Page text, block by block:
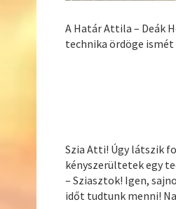
A Határ Attila – Deák
technika ördöge
Szia Atti! Úgy látszik
kényszerültetek egy
– Sziasztok! Igen,
időt tudtunk menni!